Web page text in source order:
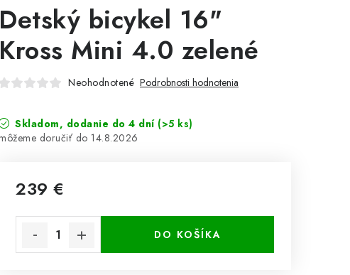
Detský bicykel 16"
Kross Mini 4.0 zelené
Neohodnotené Podrobnosti hodnotenia
Skladom, dodanie do 4 dní (>5 ks)
14.8.2026
239 €
DO KOŠÍKA